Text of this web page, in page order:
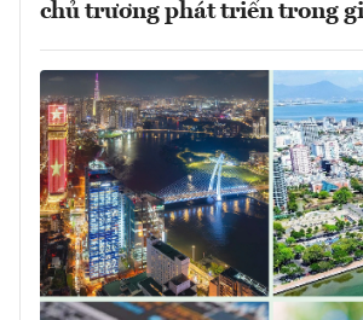
chủ trương phát triển trong